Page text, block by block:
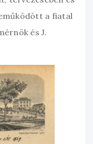
a fiatal
és J.